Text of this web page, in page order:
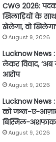
CWG 2026:
खिलाड़ियों के
खेलेगा, वो खिलेगा’
August 9, 2026
Lucknow News :
लेकर विवाद, ‘अब
आरोप
August 9, 2026
Lucknow News
को जश्न-ए-आज़ादी
बिस्मिल-अशफाक
August 9, 2026